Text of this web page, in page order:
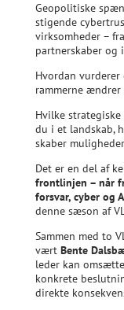
Geopolitiske
stigende
virksomheder –
partnerskaber og
Hvordan
rammerne
Hvilke
du i et landskab,
skaber
Det er en del af
frontlinjen – når
forsvar, cyber og
denne sæson af
Sammen med to
vært Bente
leder kan
konkrete
direkte